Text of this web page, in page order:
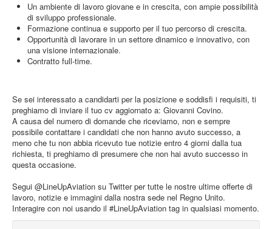
Un ambiente di lavoro giovane e in crescita, con ampie possibilità
di sviluppo professionale.
Formazione continua e supporto per il tuo percorso di crescita.
Opportunità di lavorare in un settore dinamico e innovativo, con
una visione internazionale.
Contratto full-time.
Se sei interessato a candidarti per la posizione e soddisfi i requisiti, ti
preghiamo di inviare il tuo cv aggiornato a: Giovanni Covino.
A causa del numero di domande che riceviamo, non e sempre
possibile contattare i candidati che non hanno avuto successo, a
meno che tu non abbia ricevuto tue notizie entro 4 giorni dalla tua
richiesta, ti preghiamo di presumere che non hai avuto successo in
questa occasione.
Segui @LineUpAviation su Twitter per tutte le nostre ultime offerte di
lavoro, notizie e immagini dalla nostra sede nel Regno Unito.
Interagire con noi usando il #LineUpAviation tag in qualsiasi momento.